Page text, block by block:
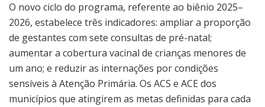
O novo ciclo do programa, referente ao biênio 2025–
2026, estabelece três indicadores: ampliar a proporção
de gestantes com sete consultas de pré-natal;
aumentar a cobertura vacinal de crianças menores de
um ano; e reduzir as internações por condições
sensíveis à Atenção Primária. Os ACS e ACE dos
municípios que atingirem as metas definidas para cada